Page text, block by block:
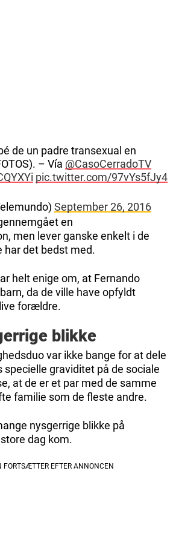
de un padre transexual en
– Vía @CasoCerradoTV
pic.twitter.com/97vYs5fJy4
September 26, 2016
en
men lever ganske enkelt i de
har det bedst med.
helt enige om, at Fernando
da de ville have opfyldt
forældre.
blikke
var ikke bange for at dele
specielle graviditet på de sociale
at de er et par med de samme
familie som de fleste andre.
nysgerrige blikke på
dag kom.